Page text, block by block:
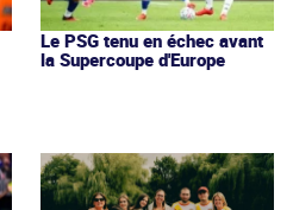
Le PSG tenu en échec avant
la Supercoupe d'Europe